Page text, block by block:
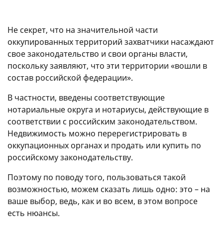
Не секрет, что на значительной части
оккупированных территорий захватчики насаждают
свое законодательство и свои органы власти,
поскольку заявляют, что эти территории «вошли в
состав российской федерации».
В частности, введены соответствующие
нотариальные округа и нотариусы, действующие в
соответствии с российским законодательством.
Недвижимость можно перерегистрировать в
оккупационных органах и продать или купить по
российскому законодательству.
Поэтому по поводу того, пользоваться такой
возможностью, можем сказать лишь одно: это – на
ваше выбор, ведь, как и во всем, в этом вопросе
есть нюансы.